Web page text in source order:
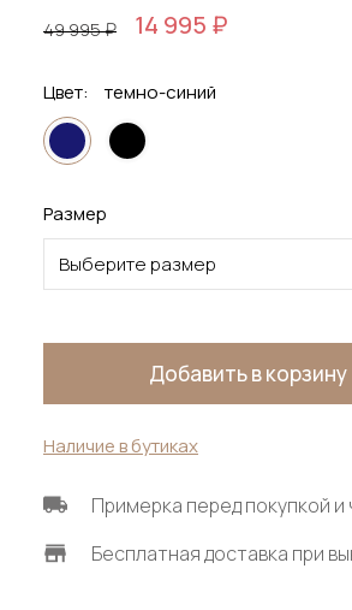
49 995 ₽ 14 995 ₽
Цвет: темно-синий
Размер
Выберите размер
Добавить в корзину
Наличие в бутиках
Примерка перед покупкой и
Бесплатная доставка при